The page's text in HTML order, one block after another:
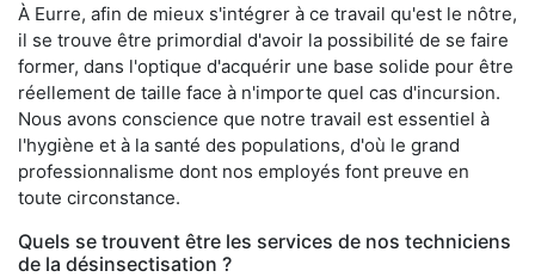
À Eurre, afin de mieux s'intégrer à ce travail qu'est le nôtre,
il se trouve être primordial d'avoir la possibilité de se faire
former, dans l'optique d'acquérir une base solide pour être
réellement de taille face à n'importe quel cas d'incursion.
Nous avons conscience que notre travail est essentiel à
l'hygiène et à la santé des populations, d'où le grand
professionnalisme dont nos employés font preuve en
toute circonstance.
Quels se trouvent être les services de nos techniciens
de la désinsectisation ?